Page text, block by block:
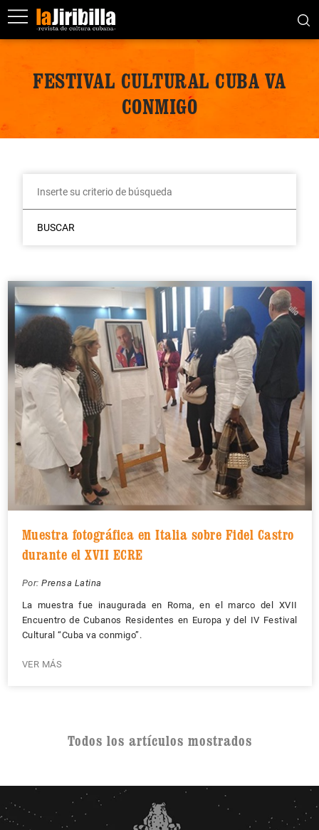
FESTIVAL CULTURAL CUBA VA
CONMIGO
BUSCAR
Muestra fotográfica en Italia sobre Fidel Castro
durante el XVII ECRE
Por: Prensa Latina
La muestra fue inaugurada en Roma, en el marco del XVII
Encuentro de Cubanos Residentes en Europa y del IV Festival
Cultural “Cuba va conmigo”.
VER MÁS
Todos los artículos mostrados